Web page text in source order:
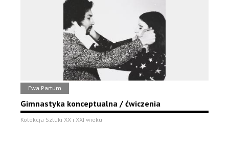
Ewa Partum
Gimnastyka konceptualna / ćwiczenia
Kolekcja Sztuki XX i XXI wieku